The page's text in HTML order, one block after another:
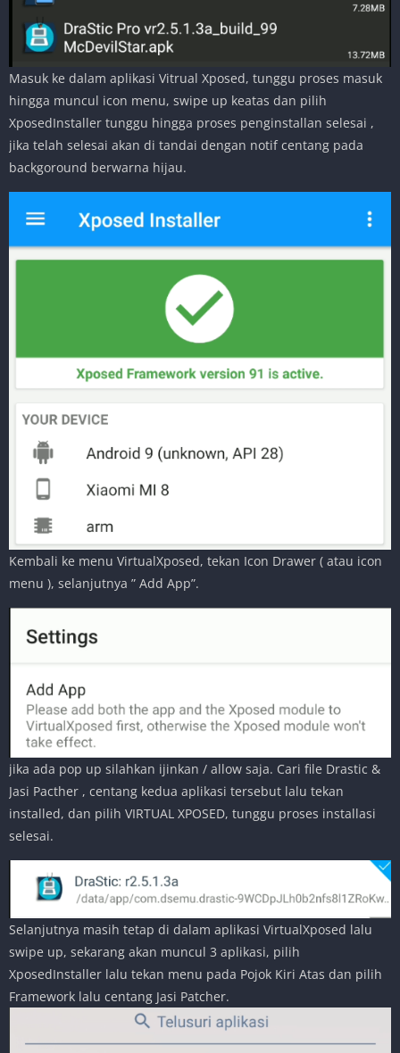
Masuk ke dalam aplikasi Vitrual Xposed, tunggu proses masuk
hingga muncul icon menu, swipe up keatas dan pilih
XposedInstaller tunggu hingga proses penginstallan selesai ,
jika telah selesai akan di tandai dengan notif centang pada
backgoround berwarna hijau.
Kembali ke menu VirtualXposed, tekan Icon Drawer ( atau icon
menu ), selanjutnya ” Add App”.
jika ada pop up silahkan ijinkan / allow saja. Cari file Drastic &
Jasi Pacther , centang kedua aplikasi tersebut lalu tekan
installed, dan pilih VIRTUAL XPOSED, tunggu proses installasi
selesai.
Selanjutnya masih tetap di dalam aplikasi VirtualXposed lalu
swipe up, sekarang akan muncul 3 aplikasi, pilih
XposedInstaller lalu tekan menu pada Pojok Kiri Atas dan pilih
Framework lalu centang Jasi Patcher.